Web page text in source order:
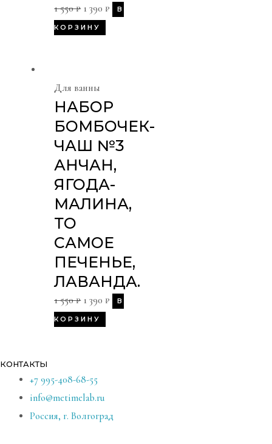
1 550₽ 1 390 ₽ В
КОРЗИНУ
Для ванны
НАБОР
БОМБОЧЕК-
ЧАШ №3
АНЧАН,
ЯГОДА-
МАЛИНА,
ТО
САМОЕ
ПЕЧЕНЬЕ,
ЛАВАНДА.
1 550₽ 1 390 ₽ В
КОРЗИНУ
КОНТАКТЫ
+7 995-408-68-55
info@metimelab.ru
Россия, г. Волгоград